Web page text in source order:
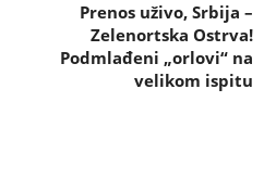
Prenos uživo, Srbija –
Zelenortska Ostrva!
Podmlađeni „orlovi“ na
velikom ispitu